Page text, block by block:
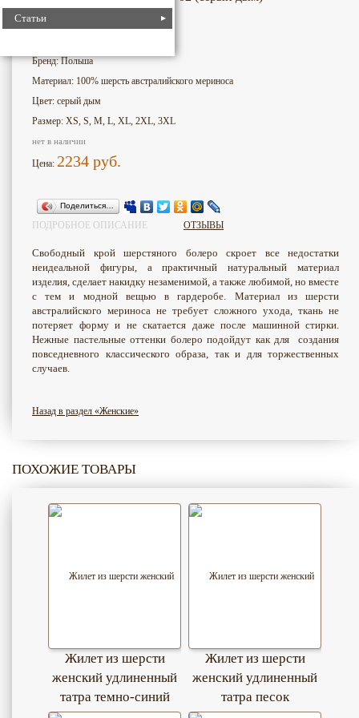
Статьи
Бренд: Польша
Материал: 100% шерсть австралийского мериноса
Цвет: серый дым
Размер: XS, S, M, L, XL, 2XL, 3XL
нет в наличии
Цена: 2234 руб.
Поделиться…
ПОДРОБНОЕ ОПИСАНИЕ ОТЗЫВЫ
Свободный крой шерстяного болеро скроет все недостатки
неидеальной фигуры, а практичный натуральный материал
изделия, сделает накидку незаменимой, а также любимой, но вместе
с тем и модной вещью в гардеробе. Материал из шерсти
австралийского мериноса не требует сложного ухода, ткань не
потеряет форму и не скатается даже после машинной стирки.
Нежные пастельные оттенки болеро подойдут как для создания
повседневного классического образа, так и для торжественных
случаев.
Назад в раздел «Женские»
ПОХОЖИЕ ТОВАРЫ
Жилет из шерсти
женский удлиненный
татра темно-синий
Жилет из шерсти
женский удлиненный
татра песок